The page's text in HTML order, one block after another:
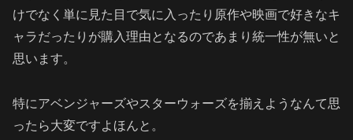
けでなく単に見た目で気に入ったり原作や映画で好きなキ
ャラだったりが購入理由となるのであまり統一性が無いと
思います。
特にアベンジャーズやスターウォーズを揃えようなんて思
ったら大変ですよほんと。